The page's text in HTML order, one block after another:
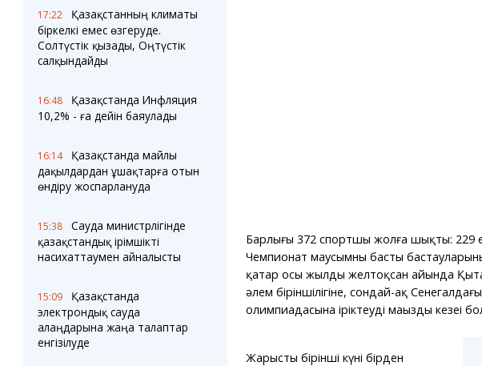
17:22
Қазақстанның климаты
біркелкі емес өзгеруде.
Солтүстік қызады, Оңтүстік
салқындайды
16:48
Қазақстанда Инфляция
10,2% - ға дейін баяулады
16:14
Қазақстанда майлы
дақылдардан ұшақтарға отын
өндіру жоспарлануда
15:38
Сауда министрлігінде
қазақстандық ірімшікті
насихаттаумен айналысты
15:09
Қазақстанда
электрондық сауда
алаңдарына жаңа талаптар
енгізілуде
Барлығы 372 спортшы жолға шықты: 229
Чемпионат маусымның басты
қатар осы жылдың желтоқсан айында
әлем біріншілігіне, сондай-ақ
олимпиадасына іріктеудің маңызды кезеңі
Жарыстың бірінші күні бірден